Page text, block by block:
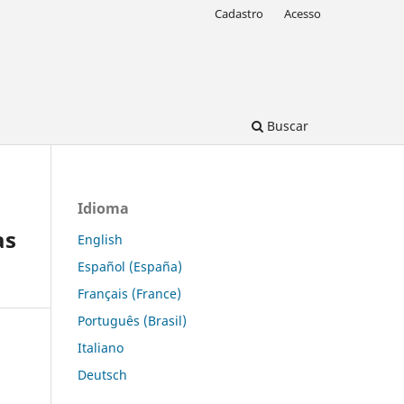
Buscar
Cadastro Acesso
Idioma
English
Español (España)
Français (France)
Português (Brasil)
Italiano
Deutsch